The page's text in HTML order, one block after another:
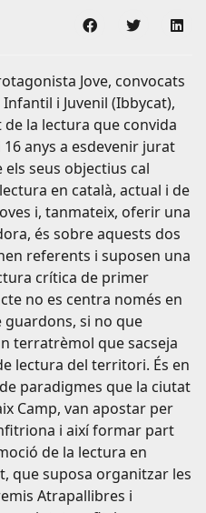
Compartir en
Jove, convocats
i Juvenil (Ibbycat),
la lectura que convida
16 anys a esdevenir jurat
seus objectius cal
en català, actual i de
i, tanmateix, oferir una
és sobre aquests dos
referents i suposen una
crítica de primer
no es centra només en
guardons, si no que
terratrèmol que sacseja
lectura del territori. És en
paradigmes que la ciutat
Camp, van apostar per
i així formar part
de la lectura en
que suposa organitzar les
Atrapallibres i